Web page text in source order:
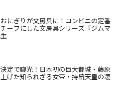
にぎりが文房具に！コンビニの定番
ーフにした文房具シリーズ『ジムマ
定で脚光！日本初の巨大都城・藤原
げた知られざる女帝・持統天皇の凄